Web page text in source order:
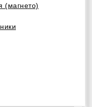
(магнето)